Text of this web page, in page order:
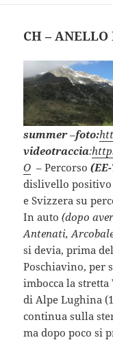
CH –
summer–foto:
videotraccia:
O – Percorso
dislivello positivo
e Svizzera su
In auto(dopo
Antenati,
si devia, prima
Poschiavino, per
imbocca la stretta
di Alpe Lughina
continua sulla
ma dopo poco si